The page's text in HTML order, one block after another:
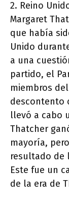
2. Reino
Margaret
que había
Unido
a una
partido, el
miembros
descontento
llevó a cabo
Thatcher
mayoría,
resultado de
Este fue un
de la era de